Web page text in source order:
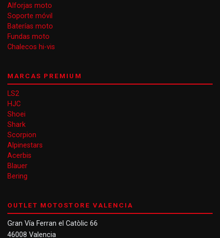
Alforjas moto
Soporte móvil
Baterías moto
Fundas moto
Chalecos hi-vis
MARCAS PREMIUM
LS2
HJC
Shoei
Shark
Scorpion
Alpinestars
Acerbis
Blauer
Bering
OUTLET MOTOSTORE VALENCIA
Gran Vía Ferran el Catòlic 66
46008 Valencia